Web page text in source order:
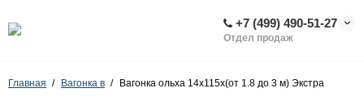
+7 (499) 490-51-27
Отдел продаж
Главная Вагонка в Вагонка ольха 14х115х(от 1.8 до 3 м) Экстра